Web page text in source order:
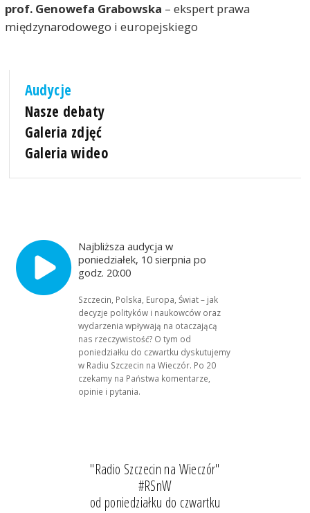
prof. Genowefa Grabowska – ekspert prawa
międzynarodowego i europejskiego
Audycje
Nasze debaty
Galeria zdjęć
Galeria wideo
Najbliższa audycja w
poniedziałek, 10 sierpnia po
godz. 20:00
Szczecin, Polska, Europa, Świat – jak
decyzje polityków i naukowców oraz
wydarzenia wpływają na otaczającą
nas rzeczywistość? O tym od
poniedziałku do czwartku dyskutujemy
w Radiu Szczecin na Wieczór. Po 20
czekamy na Państwa komentarze,
opinie i pytania.
"Radio Szczecin na Wieczór"
#RSnW
od poniedziałku do czwartku